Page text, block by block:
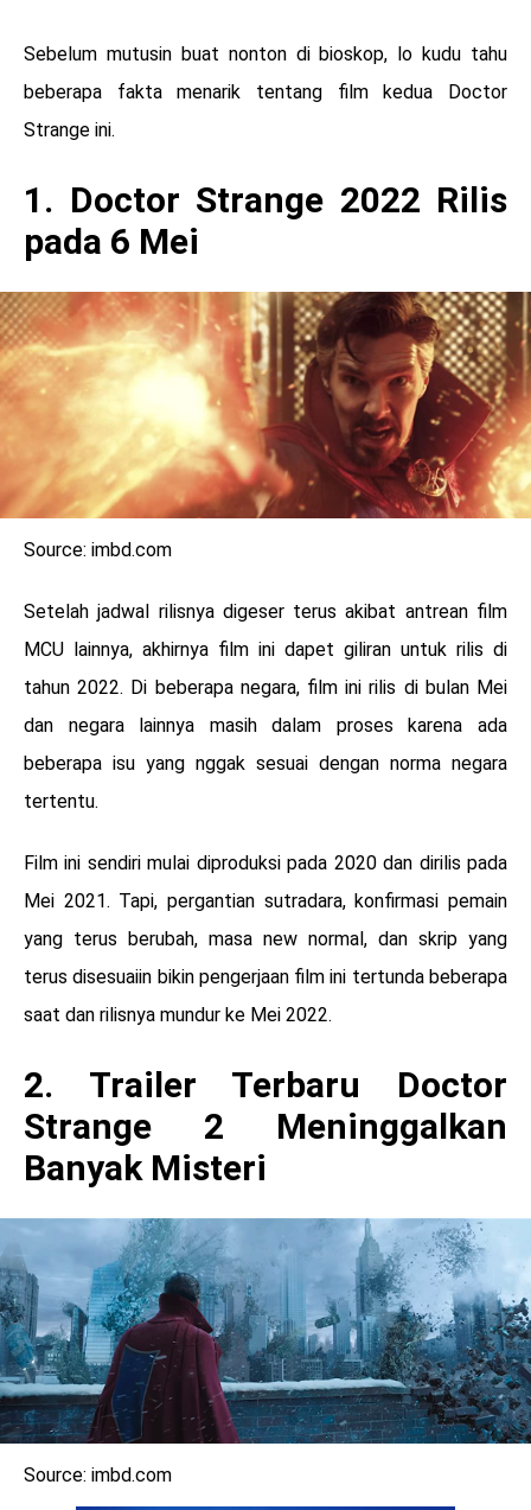
Sebelum mutusin buat nonton di bioskop, lo kudu tahu
beberapa fakta menarik tentang film kedua Doctor
Strange ini.
1. Doctor Strange 2022 Rilis
pada 6 Mei
Source: imbd.com
Setelah jadwal rilisnya digeser terus akibat antrean film
MCU lainnya, akhirnya film ini dapet giliran untuk rilis di
tahun 2022. Di beberapa negara, film ini rilis di bulan Mei
dan negara lainnya masih dalam proses karena ada
beberapa isu yang nggak sesuai dengan norma negara
tertentu.
Film ini sendiri mulai diproduksi pada 2020 dan dirilis pada
Mei 2021. Tapi, pergantian sutradara, konfirmasi pemain
yang terus berubah, masa new normal, dan skrip yang
terus disesuaiin bikin pengerjaan film ini tertunda beberapa
saat dan rilisnya mundur ke Mei 2022.
2. Trailer Terbaru Doctor
Strange 2 Meninggalkan
Banyak Misteri
Source: imbd.com